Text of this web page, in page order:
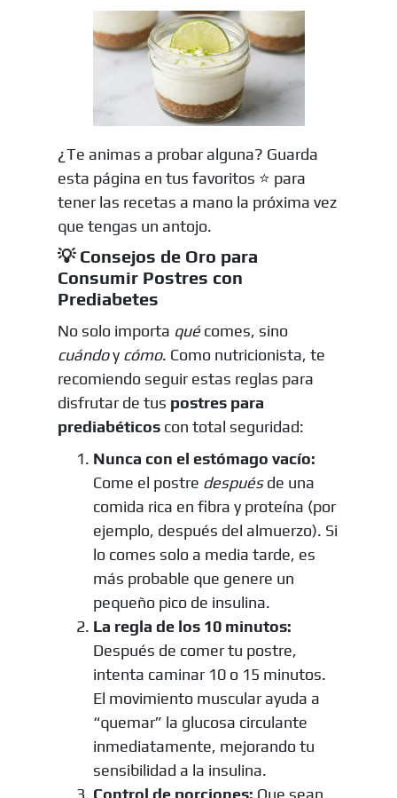
¿Te animas a probar alguna? Guarda
esta página en tus favoritos ⭐ para
tener las recetas a mano la próxima vez
que tengas un antojo.
💡 Consejos de Oro para
Consumir Postres con
Prediabetes
No solo importa quécomes, sino
cuándoy cómo. Como nutricionista, te
recomiendo seguir estas reglas para
disfrutar de tus postres para
prediabéticoscon total seguridad:
Nunca con el estómago vacío:
Come el postre despuésde una
comida rica en fibra y proteína (por
ejemplo, después del almuerzo). Si
lo comes solo a media tarde, es
más probable que genere un
pequeño pico de insulina.
La regla de los 10 minutos:
Después de comer tu postre,
intenta caminar 10 o 15 minutos.
El movimiento muscular ayuda a
“quemar” la glucosa circulante
inmediatamente, mejorando tu
sensibilidad a la insulina.